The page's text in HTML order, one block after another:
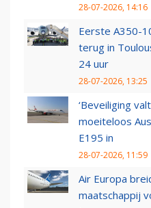
28-07-2026, 14:16
Eerste A350-
terug in
24 uur
28-07-2026, 13:25
‘Beveiliging
moeiteloos
E195 in
28-07-2026, 11:59
Air Europa
maatschappij